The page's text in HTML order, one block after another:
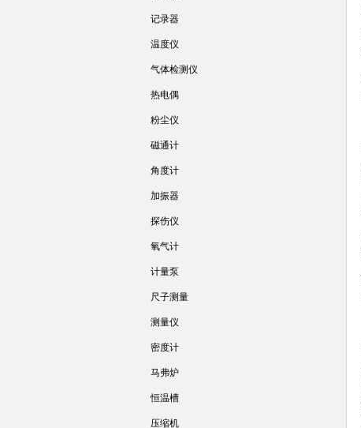
记录器
温度仪
气体检测仪
热电偶
粉尘仪
磁通计
角度计
加振器
探伤仪
氧气计
计量泵
尺子测量
测量仪
密度计
马弗炉
恒温槽
压缩机